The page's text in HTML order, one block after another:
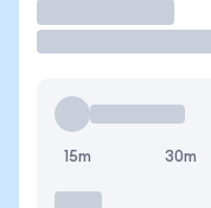
15m 30m